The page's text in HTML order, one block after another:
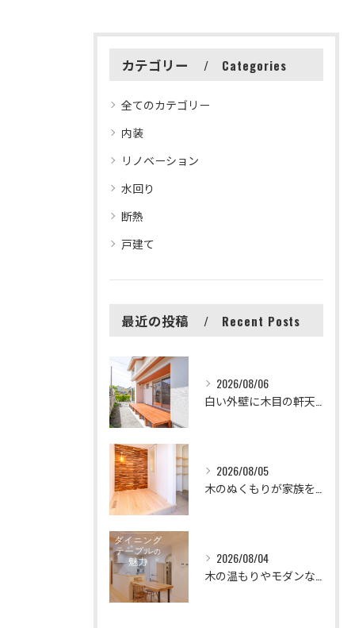
カテゴリー Categories
全てのカテゴリー
内装
リノベーション
水回り
断熱
戸建て
最近の投稿 Recent Posts
2026/08/06
2026/08/05
2026/08/04